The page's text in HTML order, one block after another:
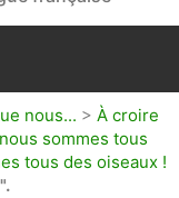
nous... > À croire
sommes tous
tous des oiseaux !